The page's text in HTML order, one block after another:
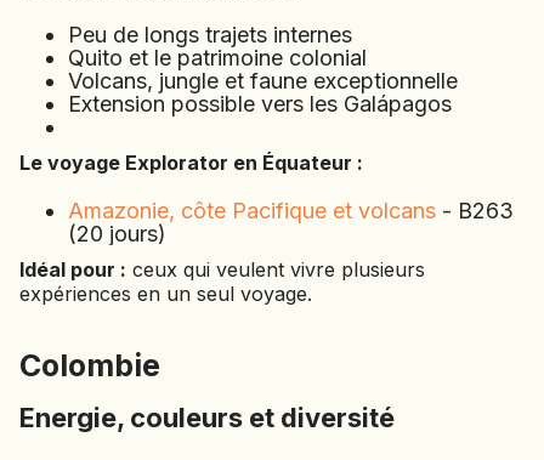
Peu de longs trajets internes
Quito et le patrimoine colonial
Volcans, jungle et faune exceptionnelle
Extension possible vers les Galápagos
Le voyage Explorator en Équateur :
Amazonie, côte Pacifique et volcans - B263
(20 jours)
Idéal pour : ceux qui veulent vivre plusieurs
expériences en un seul voyage.
Colombie
Energie, couleurs et diversité